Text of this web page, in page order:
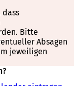
dass
Bitte
Absagen
jeweiligen